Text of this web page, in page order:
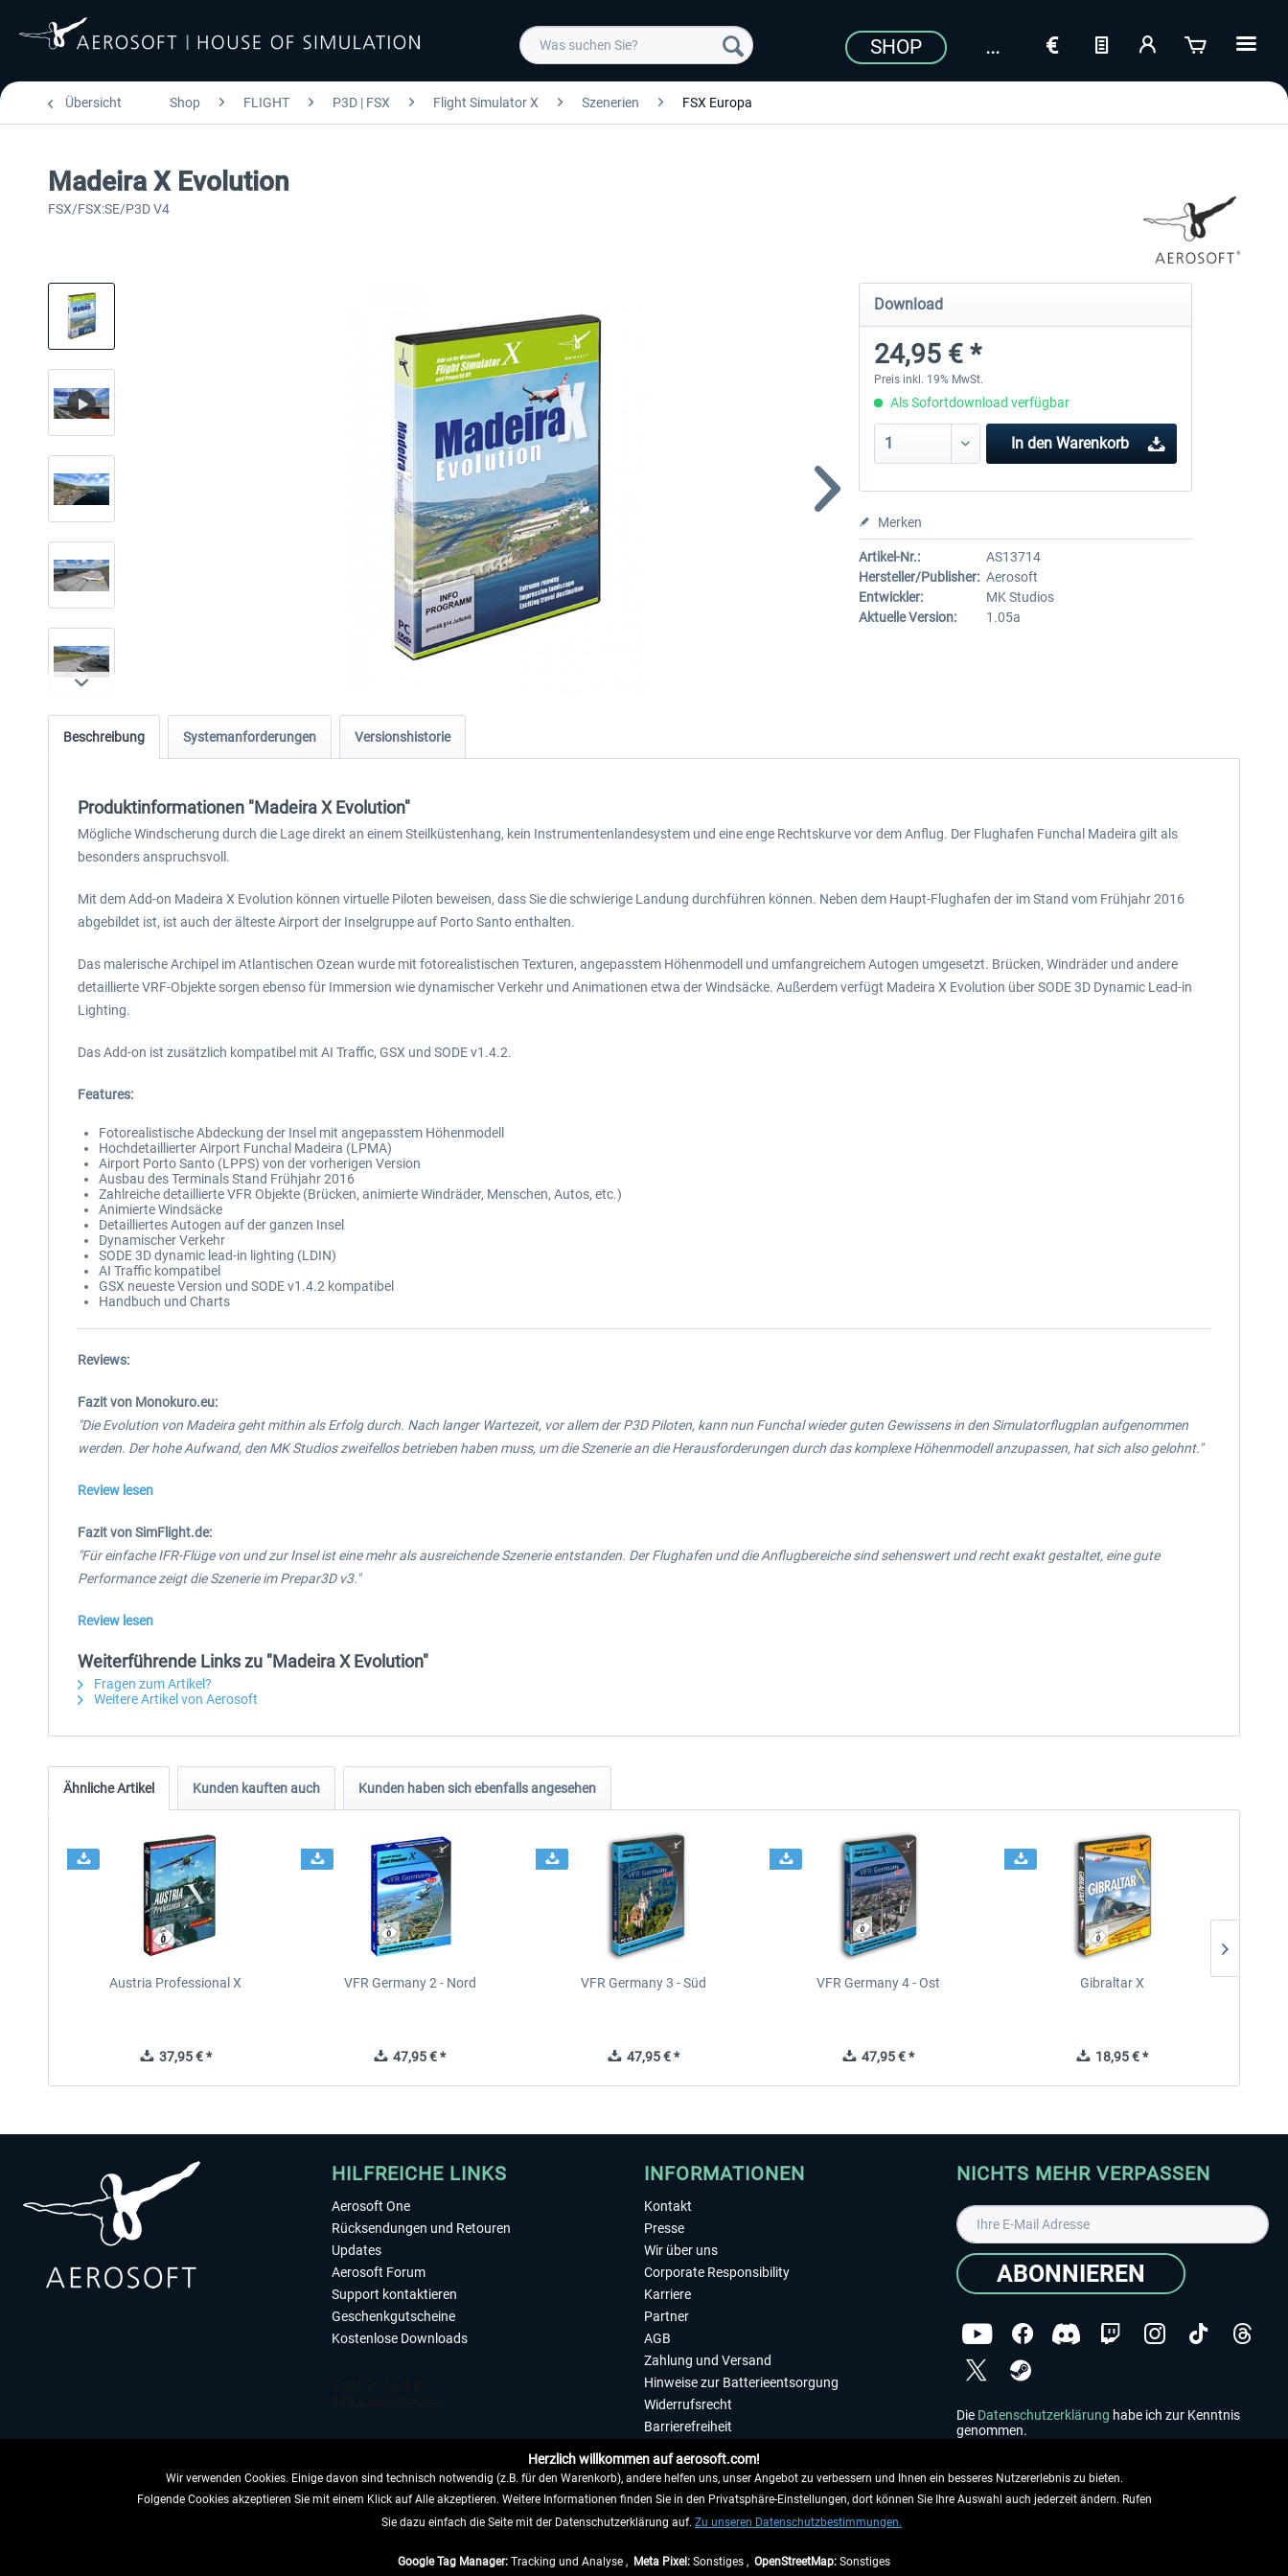
SHOP
Übersicht Shop FLIGHT P3D | FSX Flight Simulator X Szenerien FSX Europa
Madeira X Evolution
FSX/FSX:SE/P3D V4
Download
24,95 € *
Preis inkl. 19% MwSt.
Als Sofortdownload verfügbar
In den Warenkorb
Merken
Artikel-Nr.:
AS13714
Hersteller/Publisher: Aerosoft
Entwickler:
MK Studios
Aktuelle Version:
1.05a
Beschreibung Systemanforderungen Versionshistorie
Produktinformationen "Madeira X Evolution"
Mögliche Windscherung durch die Lage direkt an einem Steilküstenhang, kein Instrumentenlandesystem und eine enge Rechtskurve vor dem Anflug. Der Flughafen Funchal Madeira gilt als
besonders anspruchsvoll.
Mit dem Add-on Madeira X Evolution können virtuelle Piloten beweisen, dass Sie die schwierige Landung durchführen können. Neben dem Haupt-Flughafen der im Stand vom Frühjahr 2016
abgebildet ist, ist auch der älteste Airport der Inselgruppe auf Porto Santo enthalten.
Das malerische Archipel im Atlantischen Ozean wurde mit fotorealistischen Texturen, angepasstem Höhenmodell und umfangreichem Autogen umgesetzt. Brücken, Windräder und andere
detaillierte VRF-Objekte sorgen ebenso für Immersion wie dynamischer Verkehr und Animationen etwa der Windsäcke. Außerdem verfügt Madeira X Evolution über SODE 3D Dynamic Lead-in
Lighting.
Das Add-on ist zusätzlich kompatibel mit AI Traffic, GSX und SODE v1.4.2.
Features:
Fotorealistische Abdeckung der Insel mit angepasstem Höhenmodell
Hochdetaillierter Airport Funchal Madeira (LPMA)
Airport Porto Santo (LPPS) von der vorherigen Version
Ausbau des Terminals Stand Frühjahr 2016
Zahlreiche detaillierte VFR Objekte (Brücken, animierte Windräder, Menschen, Autos, etc.)
Animierte Windsäcke
Detailliertes Autogen auf der ganzen Insel
Dynamischer Verkehr
SODE 3D dynamic lead-in lighting (LDIN)
AI Traffic kompatibel
GSX neueste Version und SODE v1.4.2 kompatibel
Handbuch und Charts
Reviews:
Fazit von Monokuro.eu:
"Die Evolution von Madeira geht mithin als Erfolg durch. Nach langer Wartezeit, vor allem der P3D Piloten, kann nun Funchal wieder guten Gewissens in den Simulatorflugplan aufgenommen
werden. Der hohe Aufwand, den MK Studios zweifellos betrieben haben muss, um die Szenerie an die Herausforderungen durch das komplexe Höhenmodell anzupassen, hat sich also gelohnt."
Review lesen
Fazit von SimFlight.de:
"Für einfache IFR-Flüge von und zur Insel ist eine mehr als ausreichende Szenerie entstanden. Der Flughafen und die Anflugbereiche sind sehenswert und recht exakt gestaltet, eine gute
Performance zeigt die Szenerie im Prepar3D v3."
Review lesen
Weiterführende Links zu "Madeira X Evolution"
Fragen zum Artikel?
Weitere Artikel von Aerosoft
Ähnliche Artikel Kunden kauften auch Kunden haben sich ebenfalls angesehen
Austria Professional X
37,95 € *
VFR Germany 2 - Nord
47,95 € *
VFR Germany 3 - Süd
47,95 € *
VFR Germany 4 - Ost
47,95 € *
Gibraltar X
18,95 € *
HILFREICHE LINKS
Aerosoft One
Rücksendungen und Retouren
Updates
Aerosoft Forum
Support kontaktieren
Geschenkgutscheine
Kostenlose Downloads
VERTRAG WIDERRUFEN
INFORMATIONEN
Kontakt
Presse
Wir über uns
Corporate Responsibility
Karriere
Partner
AGB
Zahlung und Versand
Hinweise zur Batterieentsorgung
Widerrufsrecht
Barrierefreiheit
Impressum
NICHTS MEHR VERPASSEN
ABONNIEREN
Die Datenschutzerklärung habe ich zur Kenntnis
genommen.
Herzlich willkommen auf aerosoft.com!
Wir verwenden Cookies. Einige davon sind technisch notwendig (z.B. für den Warenkorb), andere helfen uns, unser Angebot zu verbessern und Ihnen ein besseres Nutzererlebnis zu bieten.
Folgende Cookies akzeptieren Sie mit einem Klick auf Alle akzeptieren. Weitere Informationen finden Sie in den Privatsphäre-Einstellungen, dort können Sie Ihre Auswahl auch jederzeit ändern. Rufen
Sie dazu einfach die Seite mit der Datenschutzerklärung auf. Zu unseren Datenschutzbestimmungen.
Google Tag Manager: Tracking und Analyse , Meta Pixel: Sonstiges , OpenStreetMap: Sonstiges